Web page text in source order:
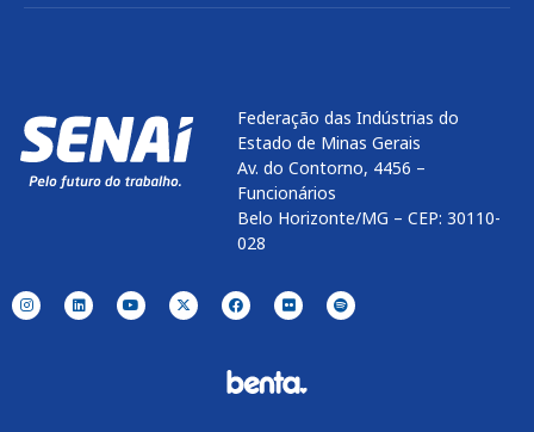
Federação das Indústrias do
Estado de Minas Gerais
Av. do Contorno, 4456 –
Funcionários
Belo Horizonte/MG – CEP: 30110-
028